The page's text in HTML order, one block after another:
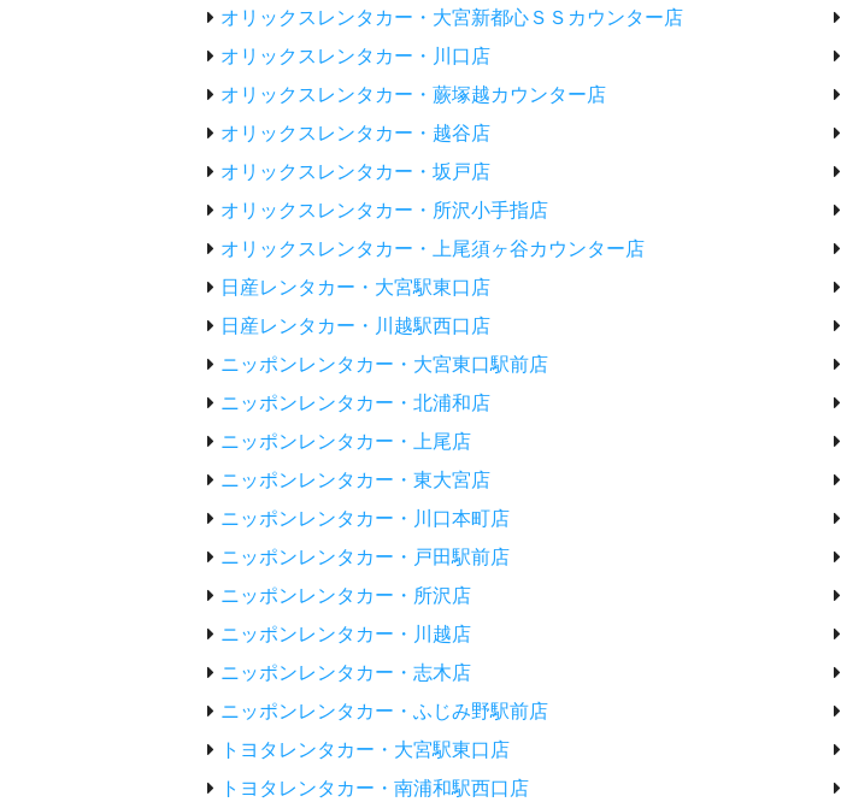
オリックスレンタカー・大宮新都心ＳＳカウンター店
オリックスレンタカー・川口店
オリックスレンタカー・蕨塚越カウンター店
オリックスレンタカー・越谷店
オリックスレンタカー・坂戸店
オリックスレンタカー・所沢小手指店
オリックスレンタカー・上尾須ヶ谷カウンター店
日産レンタカー・大宮駅東口店
日産レンタカー・川越駅西口店
ニッポンレンタカー・大宮東口駅前店
ニッポンレンタカー・北浦和店
ニッポンレンタカー・上尾店
ニッポンレンタカー・東大宮店
ニッポンレンタカー・川口本町店
ニッポンレンタカー・戸田駅前店
ニッポンレンタカー・所沢店
ニッポンレンタカー・川越店
ニッポンレンタカー・志木店
ニッポンレンタカー・ふじみ野駅前店
トヨタレンタカー・大宮駅東口店
トヨタレンタカー・南浦和駅西口店